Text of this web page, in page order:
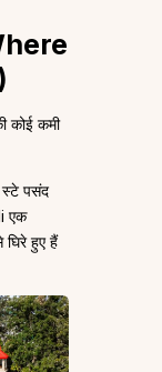
कोई कमी
स्टे पसंद
एक
घिरे हुए हैं